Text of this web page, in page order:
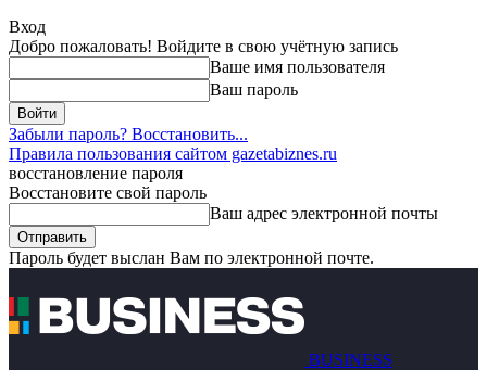
Вход
Добро пожаловать! Войдите в свою учётную запись
Ваше имя пользователя
Ваш пароль
Забыли пароль? Восстановить...
Правила пользования сайтом gazetabiznes.ru
восстановление пароля
Восстановите свой пароль
Ваш адрес электронной почты
Пароль будет выслан Вам по электронной почте.
BUSINESS